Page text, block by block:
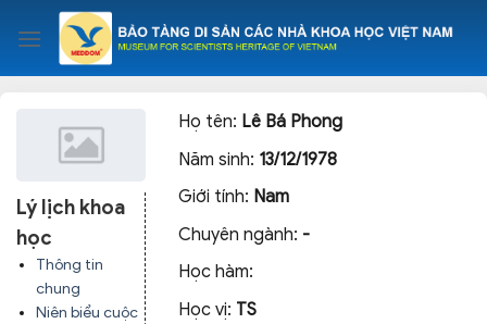
content
Lý lịch khoa
học
Thông tin
chung
Niên biểu cuộc
Họ tên: Lê Bá Phong
Năm sinh: 13/12/1978
Giới tính: Nam
Chuyên ngành: -
Học hàm:
Học vị: TS